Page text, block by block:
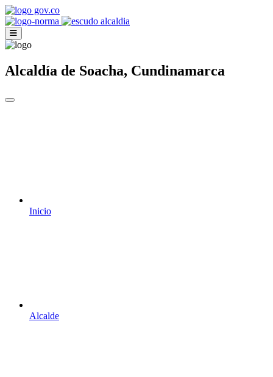
Alcaldía de Soacha, Cundinamarca
Inicio
Alcalde